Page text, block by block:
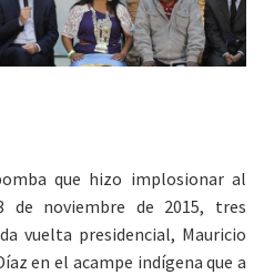
que hizo implosionar al
de noviembre de 2015, tres
vuelta presidencial, Mauricio
en el acampe indígena que a